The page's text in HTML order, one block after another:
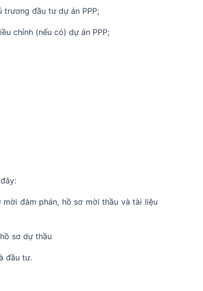
trương đầu tư dự án PPP;
chỉnh (nếu có) dự án PPP;
đàm phán, hồ sơ mời thầu và tài liệu
sơ dự thầu
đầu tư.